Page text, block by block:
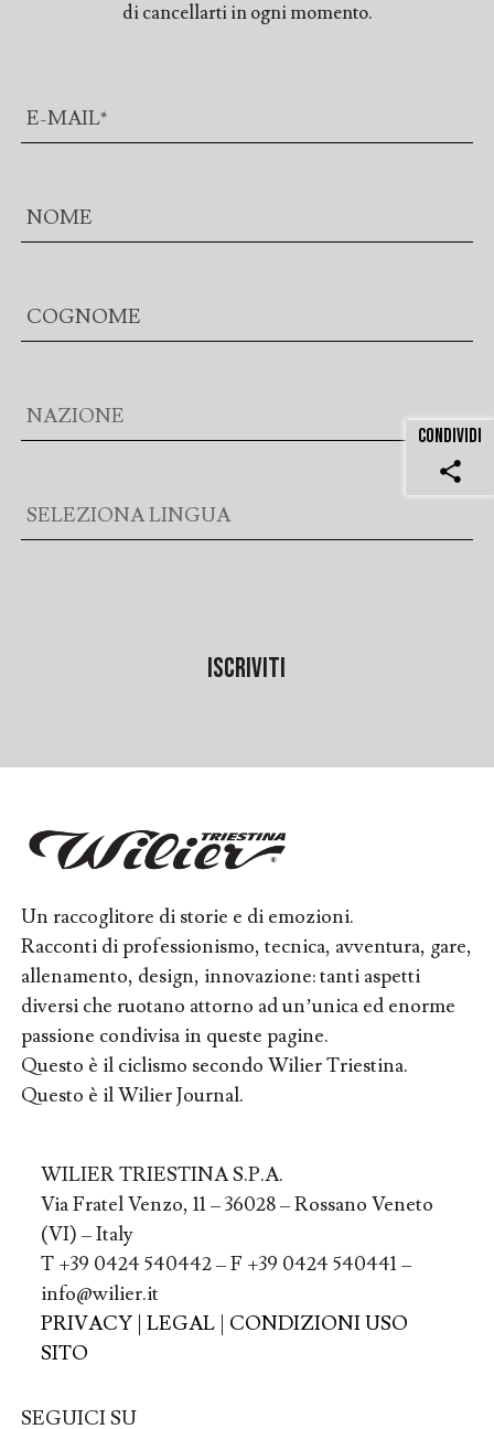
di cancellarti in ogni momento.
CONDIVIDI
share
Un raccoglitore di storie e di emozioni.
Racconti di professionismo, tecnica, avventura, gare,
allenamento, design, innovazione: tanti aspetti
diversi che ruotano attorno ad un’unica ed enorme
passione condivisa in queste pagine.
Questo è il ciclismo secondo Wilier Triestina.
Questo è il Wilier Journal.
WILIER TRIESTINA S.P.A.
Via Fratel Venzo, 11 – 36028 – Rossano Veneto
(VI) – Italy
T +39 0424 540442 – F +39 0424 540441 –
info@wilier.it
PRIVACY| LEGAL| CONDIZIONI USO
SITO
SEGUICI SU